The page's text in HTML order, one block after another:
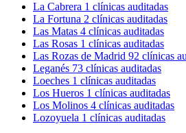
La Cabrera 1 clínicas auditadas
La Fortuna 2 clínicas auditadas
Las Matas 4 clínicas auditadas
Las Rosas 1 clínicas auditadas
Las Rozas de Madrid 92 clínicas
Leganés 73 clínicas auditadas
Loeches 1 clínicas auditadas
Los Hueros 1 clínicas auditadas
Los Molinos 4 clínicas auditadas
Lozoyuela 1 clínicas auditadas